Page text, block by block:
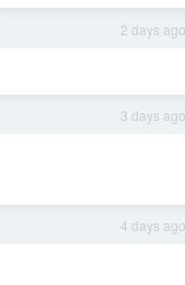
2 days ago
3 days ago
4 days ago